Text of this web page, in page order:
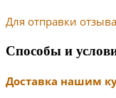
Для отправки
Способы и
Доставка нашим